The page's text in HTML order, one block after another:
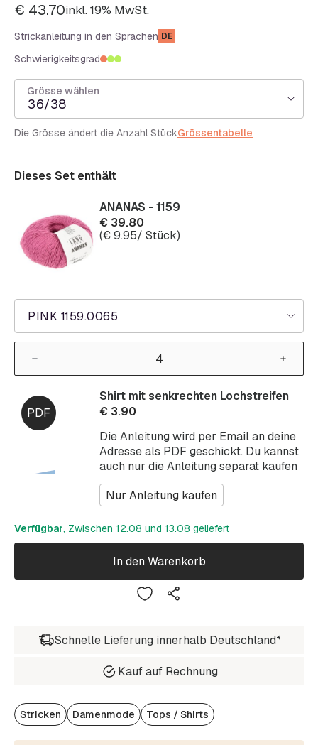
€ 43.70inkl. 19% MwSt.
Strickanleitung in den Sprachen DE
Schwierigkeitsgrad
Grösse wählen
36/38
Die Grösse ändert die Anzahl StückGrössentabelle
Dieses Set enthält
PINK 1159.0065
ANANAS - 1159
€ 39.80
(€9.95/ Stück)
Die Anleitung wird per Email an deine
Adresse als PDF geschickt. Du kannst
auch nur die Anleitung separat kaufen
Nur Anleitung kaufen
Shirt mit senkrechten Lochstreifen
€ 3.90
Verfügbar, Zwischen 12.08 und 13.08 geliefert
In den Warenkorb
Schnelle Lieferung innerhalb Deutschland*
Kauf auf Rechnung
Stricken Damenmode Tops / Shirts